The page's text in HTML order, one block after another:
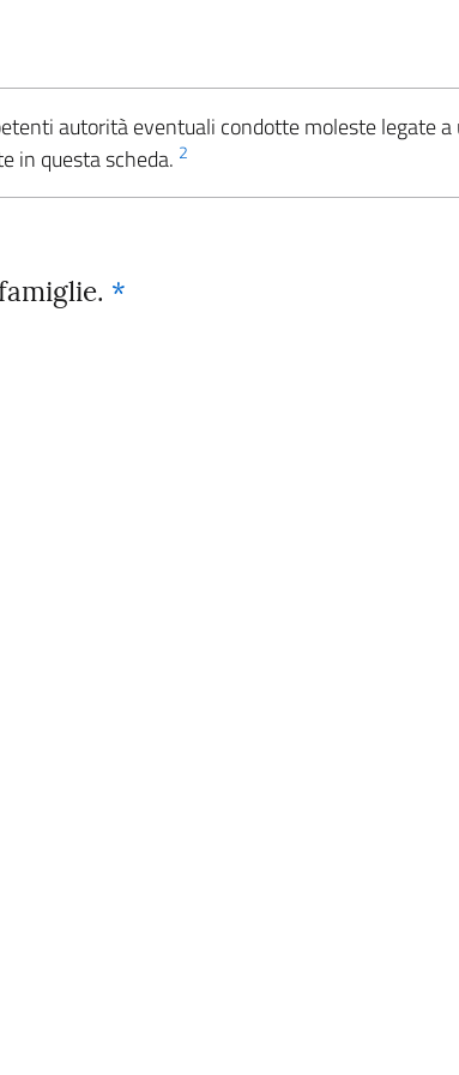
autorità eventuali condotte moleste legate
in questa scheda. 2
*